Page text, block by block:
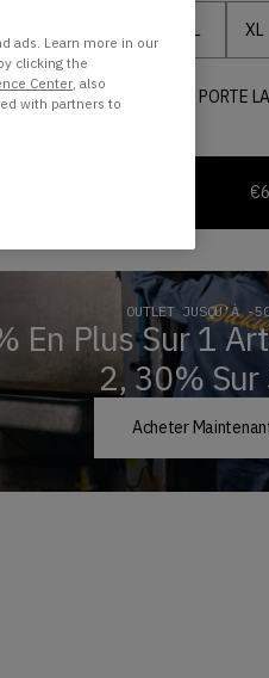
« XXS »
Taille « XS »Taille « S »Taille « M »Taille « L »
L XL
MESURE 178 CM ET PORTE
OUTLET JUSQU’À -
En Plus Sur 1
2, 30% Sur
Acheter
ads. Learn more in our
clicking the
Center, also
with partners to